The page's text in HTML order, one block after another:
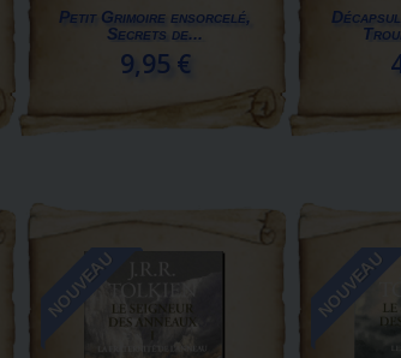
Petit Grimoire ensorcelé,
Secrets de...
9,95 €
NOUVEAU NOUVEAU